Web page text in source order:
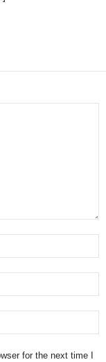
for the next time I